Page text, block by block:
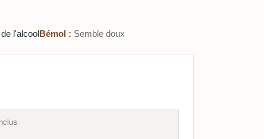
l'alcool Bémol : Semble doux